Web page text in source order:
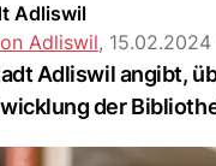
Adliswil
Adliswil,
Adliswil angibt,
der